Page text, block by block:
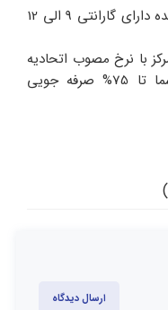
همچنین کلیه قطعات تعویض شده دارای گارانتی 9 الی 12
با نرخ مصوب اتحادیه
در پرداخت هزینه ها توسط شما تا 75% صرفه جویی
ارسال دیدگاه